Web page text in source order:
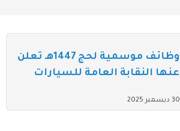
وظائف موسمية لحج 1447هـ تعلن
عنها النقابة العامة للسيارات
30 ديسمبر 2025